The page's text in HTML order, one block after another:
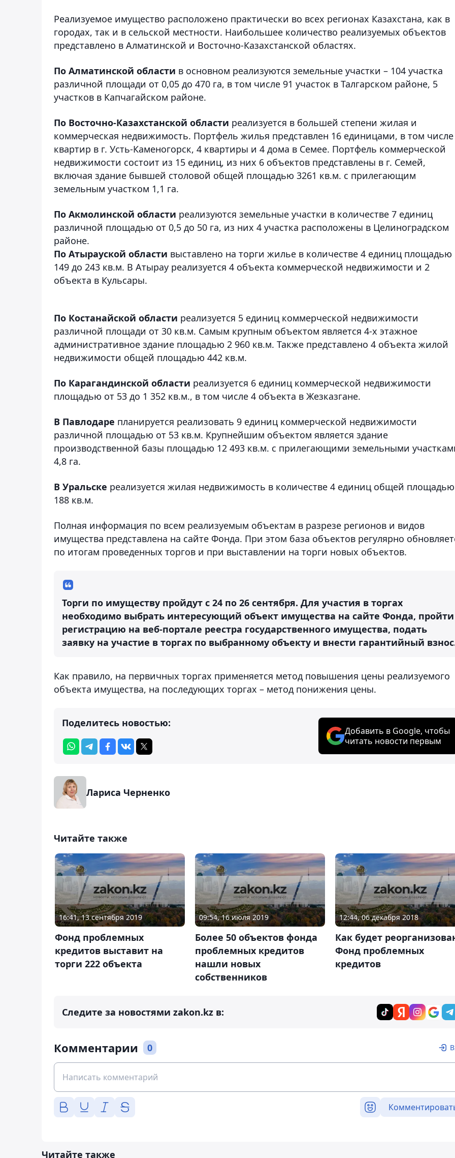
Реализуемое имущество расположено практически во всех регионах Казахстана, как в
городах, так и в сельской местности. Наибольшее количество реализуемых объектов
представлено в Алматинской и Восточно-Казахстанской областях.
По Алматинской области в основном реализуются земельные участки – 104 участка
различной площади от 0,05 до 470 га, в том числе 91 участок в Талгарском районе, 5
участков в Капчагайском районе.
По Восточно-Казахстанской области реализуется в большей степени жилая и
коммерческая недвижимость. Портфель жилья представлен 16 единицами, в том
квартир в г. Усть-Каменогорск, 4 квартиры и 4 дома в Семее. Портфель коммерческой
недвижимости состоит из 15 единиц, из них 6 объектов представлены в г. Семей,
включая здание бывшей столовой общей площадью 3261 кв.м. с прилегающим
земельным участком 1,1 га.
По Акмолинской области реализуются земельные участки в количестве 7 единиц
различной площадью от 0,5 до 50 га, из них 4 участка расположены в Целиноградском
районе.
По Атырауской области выставлено на торги жилье в количестве 4 единиц площадью
149 до 243 кв.м. В Атырау реализуется 4 объекта коммерческой недвижимости и 2
объекта в Кульсары.
По Костанайской области реализуется 5 единиц коммерческой недвижимости
различной площади от 30 кв.м. Самым крупным объектом является 4-х этажное
административное здание площадью 2 960 кв.м. Также представлено 4 объекта жилой
недвижимости общей площадью 442 кв.м.
По Карагандинской области реализуется 6 единиц коммерческой недвижимости
площадью от 53 до 1 352 кв.м., в том числе 4 объекта в Жезказгане.
В Павлодаре планируется реализовать 9 единиц коммерческой недвижимости
различной площадью от 53 кв.м. Крупнейшим объектом является здание
производственной базы площадью 12 493 кв.м. с прилегающими земельными
4,8 га.
В Уральске реализуется жилая недвижимость в количестве 4 единиц общей площадью
188 кв.м.
Полная информация по всем реализуемым объектам в разрезе регионов и видов
имущества представлена на сайте Фонда. При этом база объектов регулярно
по итогам проведенных торгов и при выставлении на торги новых объектов.
Торги по имуществу пройдут с 24 по 26 сентября. Для участия в торгах
необходимо выбрать интересующий объект имущества на сайте Фонда, пройти
регистрацию на веб-портале реестра государственного имущества, подать
заявку на участие в торгах по выбранному объекту и внести гарантийный
Как правило, на первичных торгах применяется метод повышения цены реализуемого
объекта имущества, на последующих торгах – метод понижения цены.
Поделитесь новостью:
Добавить в Google, чтобы
читать новости первым
Лариса Черненко
Читайте также
16:41, 13 сентября 2019
Фонд проблемных
кредитов выставит на
торги 222 объекта
09:54, 16 июля 2019
Более 50 объектов фонда
проблемных кредитов
нашли новых
собственников
12:44, 06 декабря 2018
Как будет
Фонд проблемных
кредитов
Следите за новостями zakon.kz в:
Комментарии 0
Читайте также